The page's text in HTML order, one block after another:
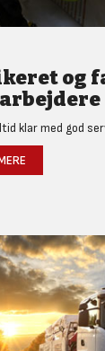
og
klar med god